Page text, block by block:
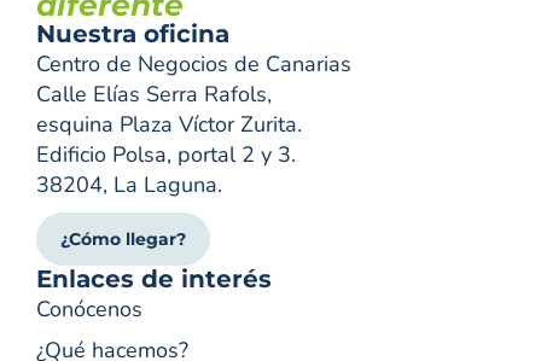
Nuestra oficina
Centro de Negocios de Canarias
Calle Elías Serra Rafols,
esquina Plaza Víctor Zurita.
Edificio Polsa, portal 2 y 3.
38204, La Laguna.
¿Cómo llegar?
Enlaces de interés
Conócenos
¿Qué hacemos?